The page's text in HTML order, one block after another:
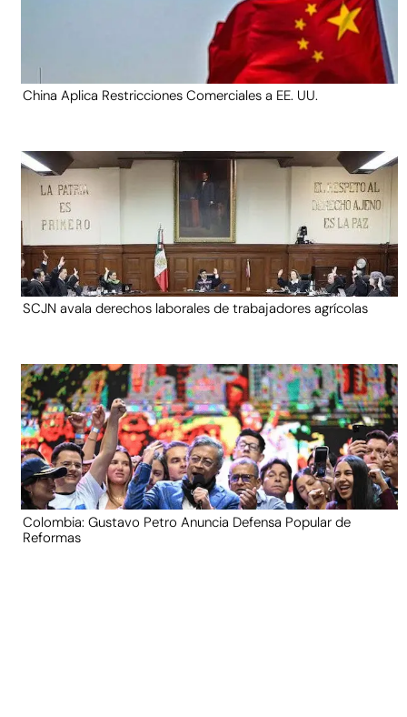
China Aplica Restricciones Comerciales a EE. UU.
SCJN avala derechos laborales de trabajadores agrícolas
Colombia: Gustavo Petro Anuncia Defensa Popular de
Reformas